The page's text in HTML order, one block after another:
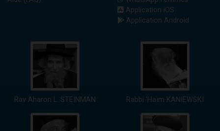
Application iOS
Application Android
Rav Aharon L. STEINMAN Rabbi 'Haïm KANIEWSKI